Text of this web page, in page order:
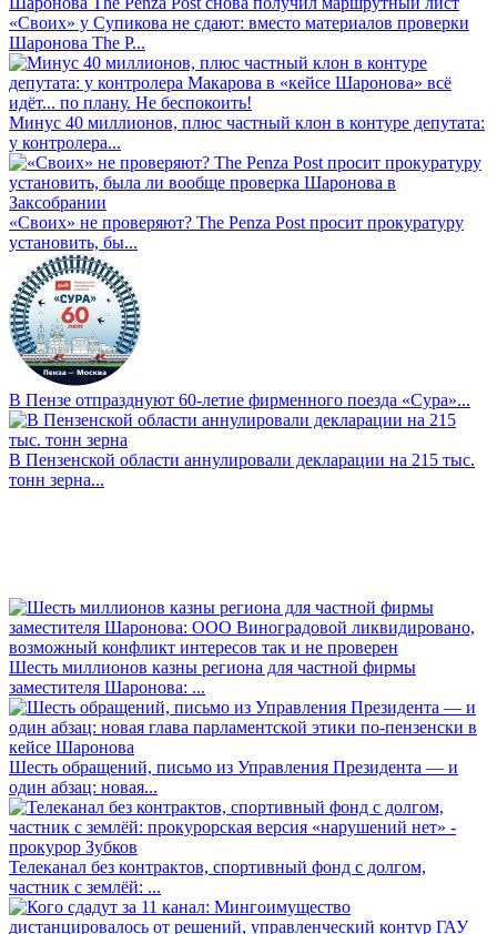
«Своих» у Супикова не сдают: вместо материалов проверки
Шаронова The P...
Минус 40 миллионов, плюс частный клон в контуре депутата:
у контролера...
«Своих» не проверяют? The Penza Post просит прокуратуру
установить, бы...
В Пензе отпразднуют 60-летие фирменного поезда «Сура»...
В Пензенской области аннулировали декларации на 215 тыс.
тонн зерна...
Шесть миллионов казны региона для частной фирмы
заместителя Шаронова: ...
Шесть обращений, письмо из Управления Президента — и
один абзац: новая...
Телеканал без контрактов, спортивный фонд с долгом,
частник с землёй: ...